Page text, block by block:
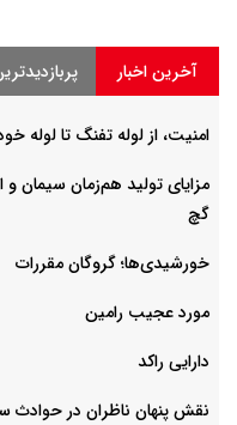
آخرین اخبار
امنیت، از لوله تفنگ تا ‌لوله
مزایای تولید هم‌زمان سیمان
گچ
خورشیدی‌ها؛ گروگان مقررات
مورد عجیب رامین
دارایی راکد
نقش پنهان ناظران در حوادث